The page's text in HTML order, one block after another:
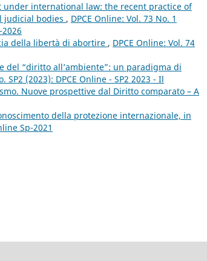
under international law: the recent practice of
judicial bodies , DPCE Online: Vol. 73 No. 1
della libertà di abortire , DPCE Online: Vol. 74
del “diritto all’ambiente”: un paradigma di
SP2 (2023): DPCE Online - SP2 2023 - Il
Nuove prospettive dal Diritto comparato – A
della protezione internazionale, in
Sp-2021